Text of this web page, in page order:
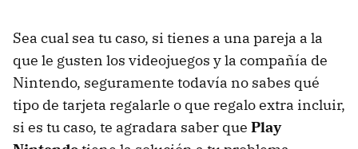
Sea cual sea tu caso, si tienes a una pareja a la
que le gusten los videojuegos y la compañía de
Nintendo, seguramente todavía no sabes qué
tipo de tarjeta regalarle o que regalo extra incluir,
si es tu caso, te agradara saber que Play